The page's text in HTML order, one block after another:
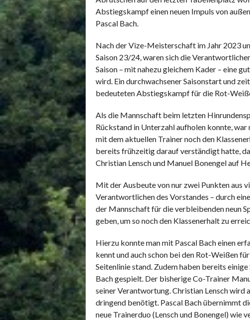
Abstiegskampf einen neuen Impuls von
Pascal Bach.
Nach der Vize-Meisterschaft im Jahr 2023
Saison 23/24, waren sich die
Saison – mit nahezu gleichem Kader – eine
wird. Ein durchwachsener Saisonstart und
bedeuteten Abstiegskampf für die Rot-
Als die Mannschaft beim letzten
Rückstand in Unterzahl aufholen konnte,
mit dem aktuellen Trainer noch den
bereits frühzeitig darauf verständigt hatte,
Christian Lensch und Manuel Bonengel auf
Mit der Ausbeute von nur zwei Punkten aus
Verantwortlichen des Vorstandes – durch
der Mannschaft für die verbleibenden neun
geben, um so noch den Klassenerhalt zu
Hierzu konnte man mit Pascal Bach einen
kennt und auch schon bei den Rot-Weißen
Seitenlinie stand. Zudem haben bereits
Bach gespielt. Der bisherige Co-Trainer
seiner Verantwortung. Christian Lensch wird
dringend benötigt. Pascal Bach übernimmt
neue Trainerduo (Lensch und Bonengel) wie